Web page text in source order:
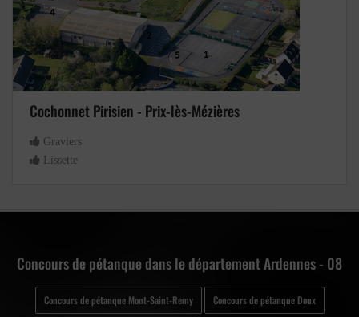
Cochonnet Pirisien - Prix-lès-Mézières
Graviers
Lissette
Concours de pétanque dans le département Ardennes - 08
Concours de pétanque Mont-Saint-Remy Concours de pétanque Doux